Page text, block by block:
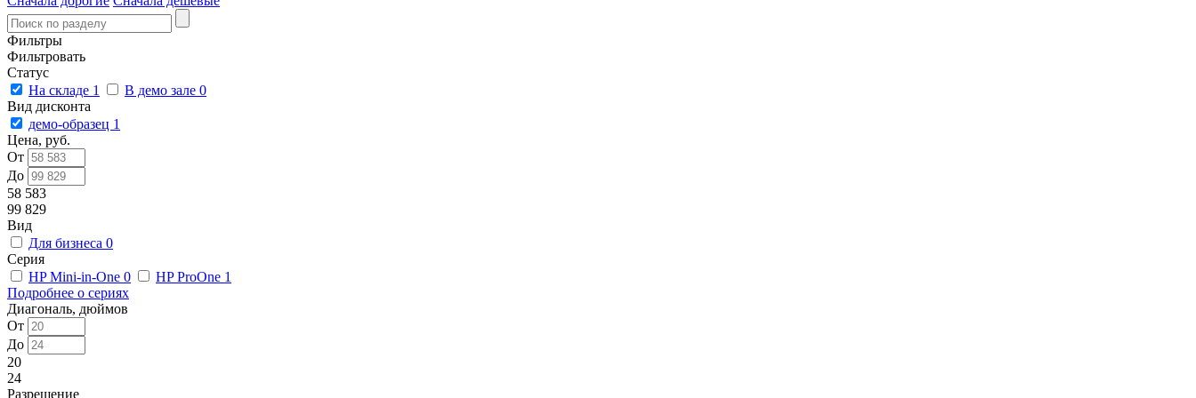
Фильтры
Фильтровать
Статус
На складе 1 В демо зале 0
Вид дисконта
демо-образец 1
Цена, руб.
От
До
58 583
99 829
Вид
Для бизнеса 0
Серия
HP Mini-in-One 0 HP ProOne 1
Подробнее о сериях
Диагональ, дюймов
От
До
20
24
Разрешение